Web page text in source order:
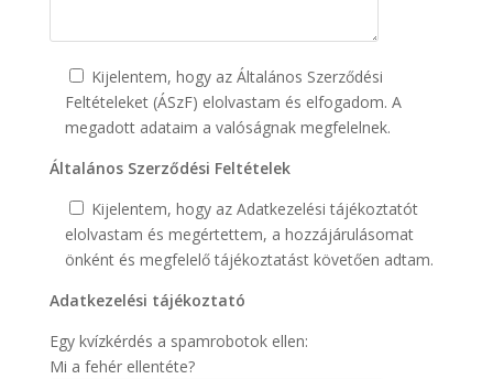
Kijelentem, hogy az Általános Szerződési
Feltételeket (ÁSzF) elolvastam és elfogadom. A
megadott adataim a valóságnak megfelelnek.
Általános Szerződési Feltételek
Kijelentem, hogy az Adatkezelési tájékoztatót
elolvastam és megértettem, a hozzájárulásomat
önként és megfelelő tájékoztatást követően adtam.
Adatkezelési tájékoztató
Egy kvízkérdés a spamrobotok ellen:
Mi a fehér ellentéte?